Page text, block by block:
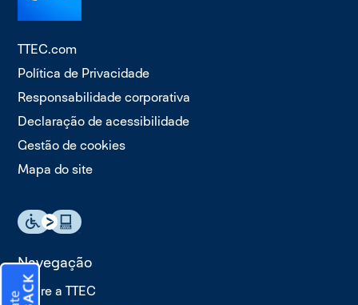
TTEC.com
Política de Privacidade
Responsabilidade corporativa
Declaração de acessibilidade
Gestão de cookies
Mapa do site
Navegação
Sobre a TTEC